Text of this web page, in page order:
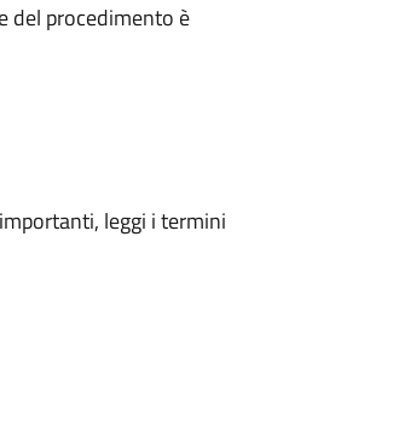
del procedimento è
leggi i termini